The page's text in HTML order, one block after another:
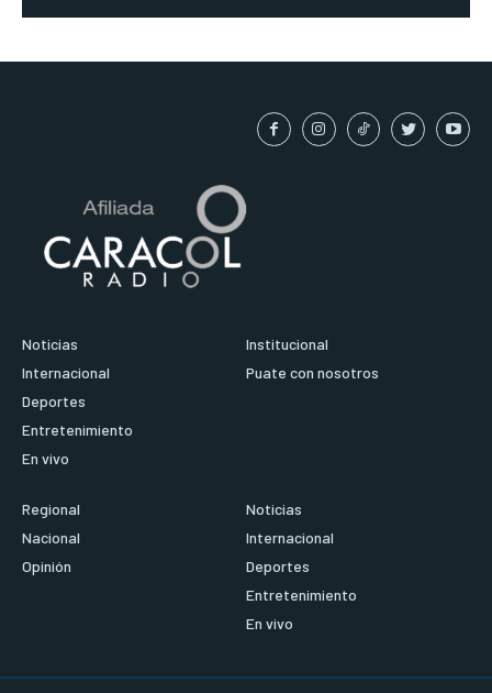
Noticias
Internacional
Deportes
Entretenimiento
En vivo
Institucional
Puate con nosotros
Regional
Nacional
Opinión
Noticias
Internacional
Deportes
Entretenimiento
En vivo